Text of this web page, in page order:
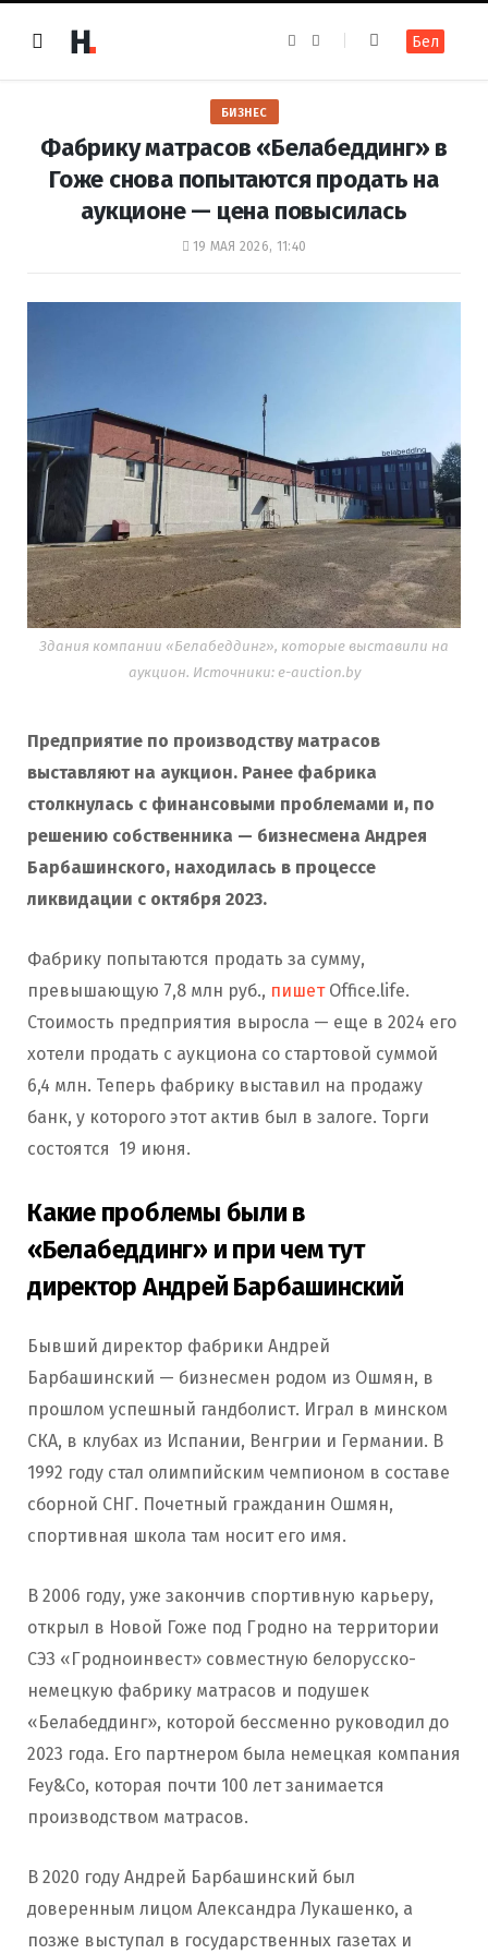
e
k
t
a
m
Бел
БИЗНЕС
Фабрику матрасов «Белабеддинг» в
Гоже снова попытаются продать на
аукционе — цена повысилась
19 МАЯ 2026, 11:40
Здания компании «Белабеддинг», которые выставили на
аукцион. Источники: e-auction.by
Предприятие по производству матрасов
выставляют на аукцион. Ранее фабрика
столкнулась с финансовыми проблемами и, по
решению собственника — бизнесмена Андрея
Барбашинского, находилась в процессе
ликвидации с октября 2023.
Фабрику попытаются продать за сумму,
превышающую 7,8 млн руб., пишетOffice.life.
Стоимость предприятия выросла — еще в 2024 его
хотели продать с аукциона со стартовой суммой
6,4 млн. Теперь фабрику выставил на продажу
банк, у которого этот актив был в залоге. Торги
состоятся 19 июня.
Какие проблемы были в
«Белабеддинг» и при чем тут
директор Андрей Барбашинский
Бывший директор фабрики Андрей
Барбашинский — бизнесмен родом из Ошмян, в
прошлом успешный гандболист. Играл в минском
СКА, в клубах из Испании, Венгрии и Германии. В
1992 году стал олимпийским чемпионом в составе
сборной СНГ. Почетный гражданин Ошмян,
спортивная школа там носит его имя.
В 2006 году, уже закончив спортивную карьеру,
открыл в Новой Гоже под Гродно на территории
СЭЗ «Гродноинвест» совместную белорусско-
немецкую фабрику матрасов и подушек
«Белабеддинг», которой бессменно руководил до
2023 года. Его партнером была немецкая компания
Fey&Co, которая почти 100 лет занимается
производством матрасов.
В 2020 году Андрей Барбашинский был
доверенным лицом Александра Лукашенко, а
позже выступал в государственных газетах и